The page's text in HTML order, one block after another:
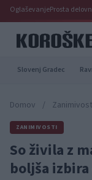
OglaševanjeProsta
Slovenj Gradec
Domov /
ZANIMIVOSTI
So živila z
boljša